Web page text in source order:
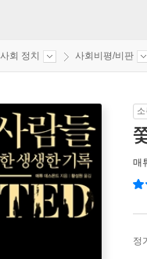
사회 정치 사회비평/비판
매
정